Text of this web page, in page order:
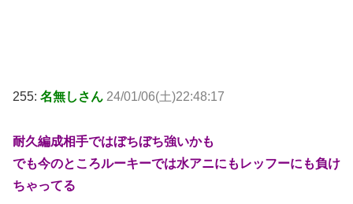
255: 名無しさん 24/01/06(土)22:48:17
耐久編成相手ではぼちぼち強いかも
でも今のところルーキーでは水アニにもレッフーにも負け
ちゃってる